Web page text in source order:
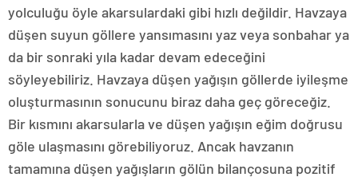
yolculuğu öyle akarsulardaki gibi hızlı değildir. Havzaya
düşen suyun göllere yansımasını yaz veya sonbahar ya
da bir sonraki yıla kadar devam edeceğini
söyleyebiliriz. Havzaya düşen yağışın göllerde iyileşme
oluşturmasının sonucunu biraz daha geç göreceğiz.
Bir kısmını akarsularla ve düşen yağışın eğim doğrusu
göle ulaşmasını görebiliyoruz. Ancak havzanın
tamamına düşen yağışların gölün bilançosuna pozitif